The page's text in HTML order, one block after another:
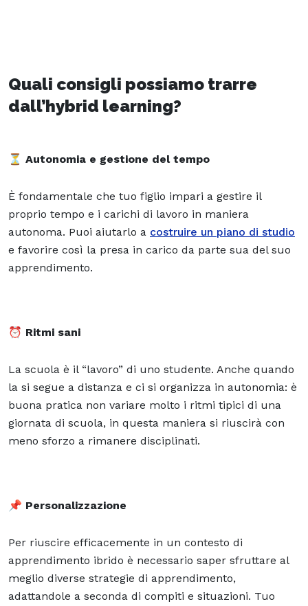
Quali consigli possiamo trarre
dall’hybrid learning?
⏳ Autonomia e gestione del tempo
È fondamentale che tuo figlio impari a gestire il
proprio tempo e i carichi di lavoro in maniera
autonoma. Puoi aiutarlo a costruire un piano di studio
e favorire così la presa in carico da parte sua del suo
apprendimento.
⏰ Ritmi sani
La scuola è il “lavoro” di uno studente. Anche quando
la si segue a distanza e ci si organizza in autonomia: è
buona pratica non variare molto i ritmi tipici di una
giornata di scuola, in questa maniera si riuscirà con
meno sforzo a rimanere disciplinati.
📌 Personalizzazione
Per riuscire efficacemente in un contesto di
apprendimento ibrido è necessario saper sfruttare al
meglio diverse strategie di apprendimento,
adattandole a seconda di compiti e situazioni. Tuo